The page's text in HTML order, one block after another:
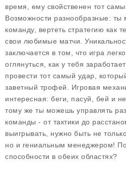
время, ему свойственен тот
Возможности разнообразные: ты
команду, вертеть стратегию как
свои любимые матчи.
заключается в том, что игра
оглянуться, как у тебя
провести тот самый удар,
заветный трофей. Игровая
интересная: беги, пасуй, бей и
тому же ты можешь управлять
команды - от тактики до
выигрывать, нужно быть не
но и гениальным менеджером!
способности в обеих областях?